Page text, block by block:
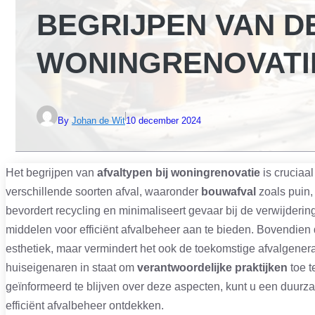
BEGRIJPEN VAN
By Johan de Wit10 december 2024
Het begrijpen van afvaltypen bij woningrenovatie is
verschillende soorten afval, waaronder bouwafval zoals
bevordert recycling en minimaliseert gevaar bij de
middelen voor efficiënt afvalbeheer aan te bieden.
esthetiek, maar vermindert het ook de toekomstige
huiseigenaren in staat om verantwoordelijke praktijken toe
geïnformeerd te blijven over deze aspecten, kunt u een
efficiënt afvalbeheer ontdekken.